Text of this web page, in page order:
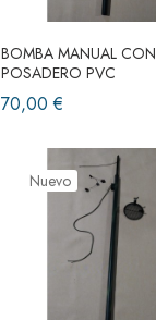
BOMBA MANUAL CON
POSADERO PVC
70,00 €
Nuevo